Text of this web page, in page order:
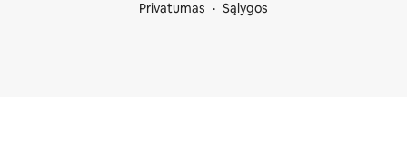
Privatumas
Sąlygos